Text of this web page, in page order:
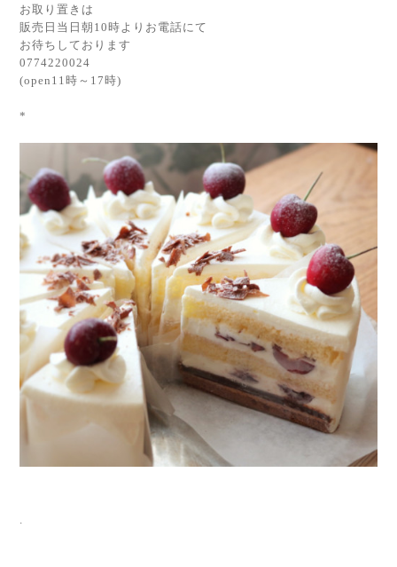
お取り置きは
販売日当日朝10時よりお電話にて
お待ちしております
0774220024
(open11時～17時)
*
.